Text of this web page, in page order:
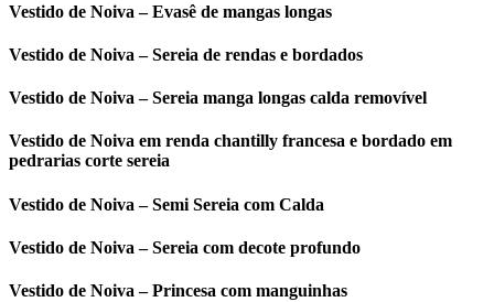
Vestido de Noiva – Evasê de mangas longas
Vestido de Noiva – Sereia de rendas e bordados
Vestido de Noiva – Sereia manga longas calda removível
Vestido de Noiva em renda chantilly francesa e bordado em
pedrarias corte sereia
Vestido de Noiva – Semi Sereia com Calda
Vestido de Noiva – Sereia com decote profundo
Vestido de Noiva – Princesa com manguinhas